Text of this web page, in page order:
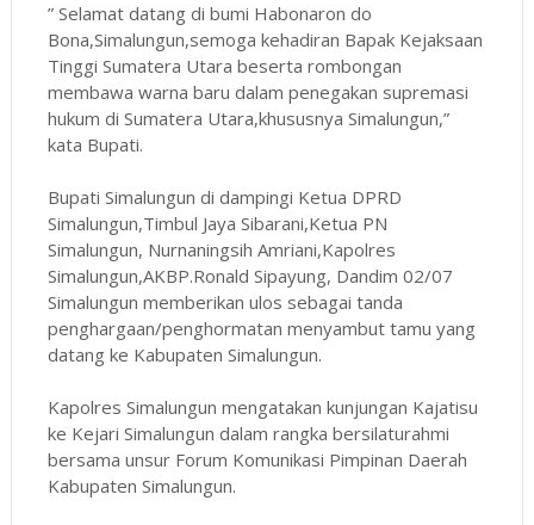
” Selamat datang di bumi Habonaron do
Bona,Simalungun,semoga kehadiran Bapak Kejaksaan
Tinggi Sumatera Utara beserta rombongan
membawa warna baru dalam penegakan supremasi
hukum di Sumatera Utara,khususnya Simalungun,”
kata Bupati.
Bupati Simalungun di dampingi Ketua DPRD
Simalungun,Timbul Jaya Sibarani,Ketua PN
Simalungun, Nurnaningsih Amriani,Kapolres
Simalungun,AKBP.Ronald Sipayung, Dandim 02/07
Simalungun memberikan ulos sebagai tanda
penghargaan/penghormatan menyambut tamu yang
datang ke Kabupaten Simalungun.
Kapolres Simalungun mengatakan kunjungan Kajatisu
ke Kejari Simalungun dalam rangka bersilaturahmi
bersama unsur Forum Komunikasi Pimpinan Daerah
Kabupaten Simalungun.